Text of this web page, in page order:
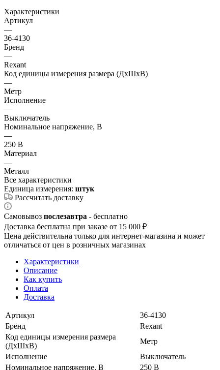
Характеристики
Артикул
—
36-4130
Бренд
—
Rexant
Код единицы измерения размера (ДхШхВ)
—
Метр
Исполнение
—
Выключатель
Номинальное напряжение, В
—
250 В
Материал
—
Металл
Все характеристики
Единица измерения: штук
Рассчитать доставку
Самовывоз послезавтра - бесплатно
Доставка бесплатна при заказе от 15 000 ₽
Цена действительна только для интернет-магазина и может
отличаться от цен в розничных магазинах
Характеристики
Описание
Как купить
Оплата
Доставка
Артикул
36-4130
Бренд
Rexant
Код единицы измерения размера
(ДхШхВ)
Метр
Исполнение
Выключатель
Номинальное напряжение, В
250 В